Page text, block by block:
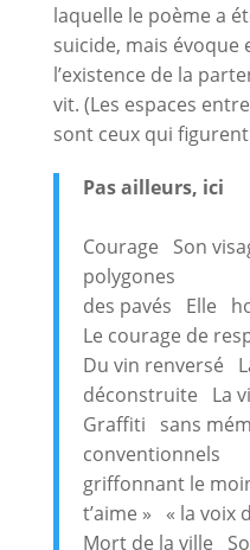
laquelle le poème a
suicide, mais évoque
l’existence de la
vit. (Les espaces
sont ceux qui
Pas ailleurs, ici
Courage Son
polygones
des pavés Elle
Le courage de
Du vin renversé
déconstruite La
Graffiti sans
conventionnels
griffonnant le
t’aime » « la voix
Mort de la ville